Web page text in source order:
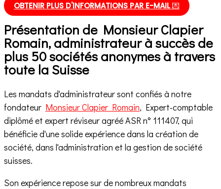
OBTENIR PLUS D'INFORMATIONS PAR E-MAIL💌
Présentation de Monsieur Clapier
Romain, administrateur à succès de
plus 50 sociétés anonymes à travers
toute la Suisse
Les mandats d'administrateur sont confiés à notre
fondateur Monsieur Clapier Romain, Expert-comptable
diplômé et expert réviseur agréé ASR n° 111407, qui
bénéficie d'une solide expérience dans la création de
société, dans l'administration et la gestion de société
suisses.
Son expérience repose sur de nombreux mandats